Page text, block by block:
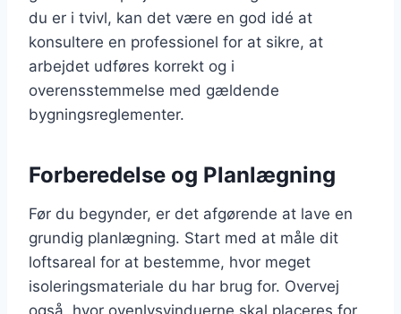
du er i tvivl, kan det være en god idé at
konsultere en professionel for at sikre, at
arbejdet udføres korrekt og i
overensstemmelse med gældende
bygningsreglementer.
Forberedelse og Planlægning
Før du begynder, er det afgørende at lave en
grundig planlægning. Start med at måle dit
loftsareal for at bestemme, hvor meget
isoleringsmateriale du har brug for. Overvej